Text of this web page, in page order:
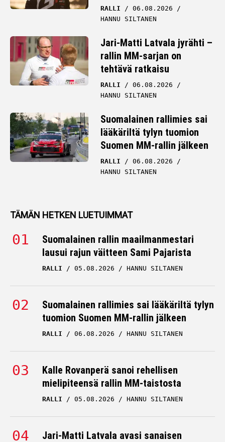
RALLI
06.08.2026
HANNU SILTANEN
Jari-Matti Latvala jyrähti –
rallin MM-sarjan on
tehtävä ratkaisu
RALLI
06.08.2026
HANNU SILTANEN
Suomalainen rallimies sai
lääkäriltä tylyn tuomion
Suomen MM-rallin jälkeen
RALLI
06.08.2026
HANNU SILTANEN
TÄMÄN HETKEN LUETUIMMAT
Suomalainen rallin maailmanmestari
lausui rajun väitteen Sami Pajarista
RALLI 05.08.2026 HANNU SILTANEN
Suomalainen rallimies sai lääkäriltä tylyn
tuomion Suomen MM-rallin jälkeen
RALLI 06.08.2026 HANNU SILTANEN
Kalle Rovanperä sanoi rehellisen
mielipiteensä rallin MM-taistosta
RALLI 05.08.2026 HANNU SILTANEN
Jari-Matti Latvala avasi sanaisen